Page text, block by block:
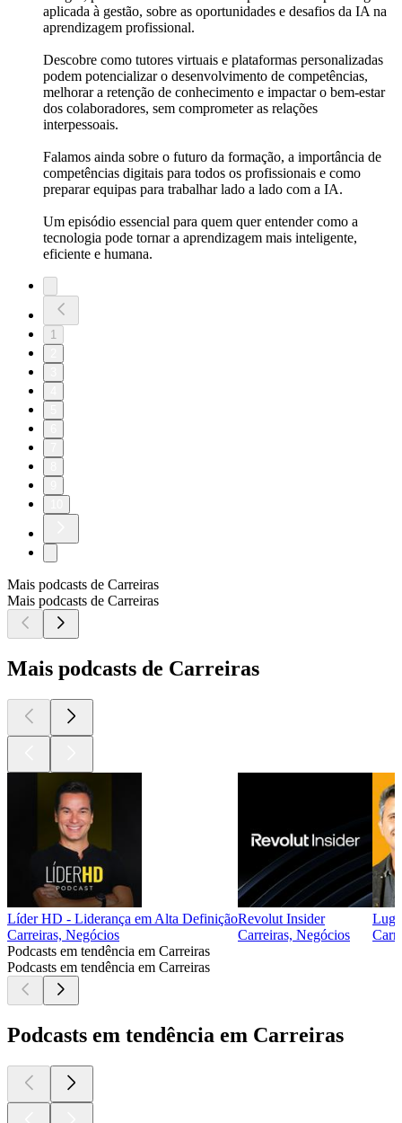
aplicada à gestão, sobre as oportunidades e desafios da IA na
aprendizagem profissional.
Descobre como tutores virtuais e plataformas personalizadas
podem potencializar o desenvolvimento de competências,
melhorar a retenção de conhecimento e impactar o bem-estar
dos colaboradores, sem comprometer as relações
interpessoais.
Falamos ainda sobre o futuro da formação, a importância de
competências digitais para todos os profissionais e como
preparar equipas para trabalhar lado a lado com a IA.
Um episódio essencial para quem quer entender como a
tecnologia pode tornar a aprendizagem mais inteligente,
eficiente e humana.
1
Mais podcasts de Carreiras
Mais podcasts de Carreiras
Mais podcasts de Carreiras
Líder HD - Liderança em Alta Definição
Carreiras, Negócios
Revolut Insider
Carreiras, Negócios
Podcasts em tendência em Carreiras
Podcasts em tendência em Carreiras
Podcasts em tendência em Carreiras